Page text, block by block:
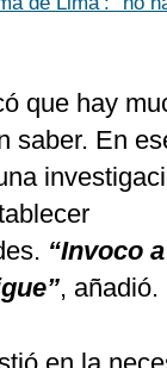
que hay
saber. En
“Invoco
, añadió.